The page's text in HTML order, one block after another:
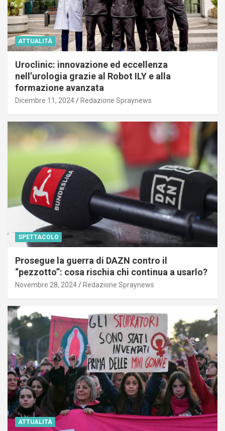
ATTUALITÀ
Uroclinic: innovazione ed eccellenza
nell’urologia grazie al Robot ILY e alla
formazione avanzata
Dicembre 11, 2024 Redazione Spraynews
SPETTACOLO
Prosegue la guerra di DAZN contro il
“pezzotto”: cosa rischia chi continua a usarlo?
Novembre 28, 2024 Redazione Spraynews
ATTUALITÀ